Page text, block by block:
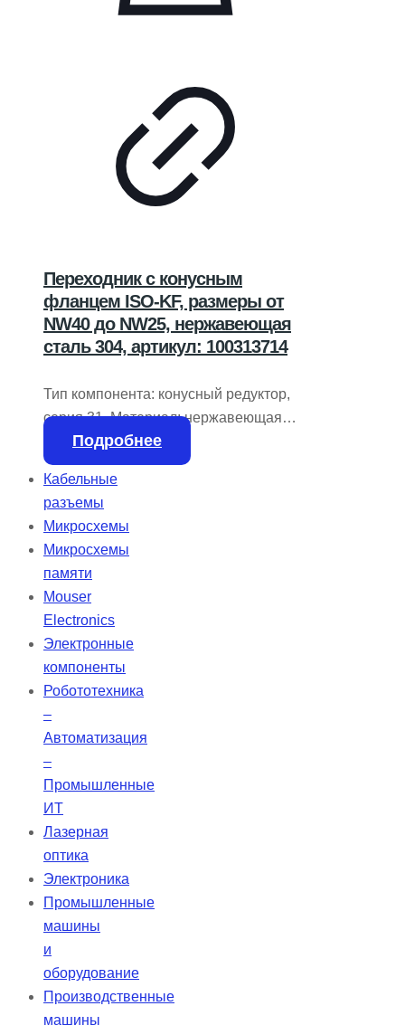
Переходник с конусным
фланцем ISO-KF, размеры от
NW40 до NW25, нержавеющая
сталь 304, артикул: 100313714
Тип компонента: конусный редуктор,
серия 31. Материал: нержавеющая
сталь 304. Тип фланца: ISO-KF. Размер
фланца: NW40 и NW25. Длина: 40 мм.
Внутренний диаметр: 22 мм. Размеры
A: 22 мм, B: 40 мм.
Подробнее
Кабельные
разъемы
Микросхемы
Микросхемы
памяти
Mouser
Electronics
Электронные
компоненты
Робототехника
–
Автоматизация
–
Промышленные
ИТ
Лазерная
оптика
Электроника
Промышленные
машины
и
оборудование
Производственные
машины